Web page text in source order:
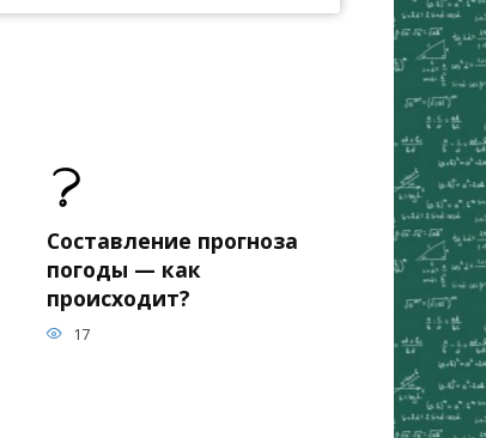
Составление прогноза
погоды — как
происходит?
17